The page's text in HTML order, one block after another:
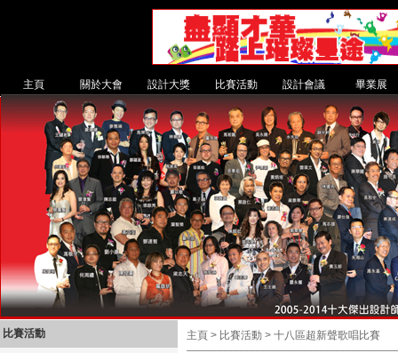
主頁 關於大會 設計大獎 比賽活動 設計會議 畢業展
比賽活動 主頁 > 比賽活動 > 十八區超新聲歌唱比賽